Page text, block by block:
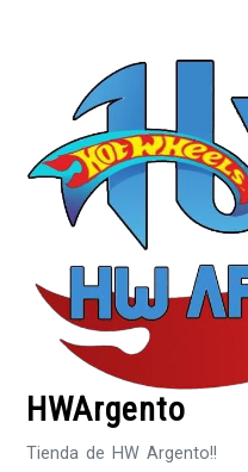
HWArgento
Tienda de HW Argento!!